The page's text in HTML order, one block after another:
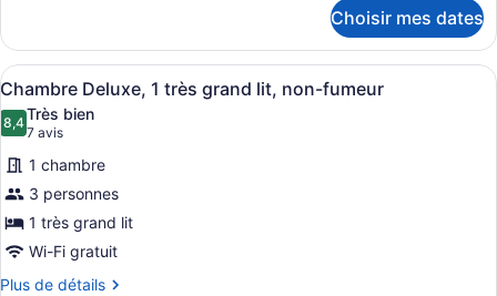
très
grand
lit
et
1
canapé-
lit,
non-
fumeur,
Suite
exécutive,
1
grand
et
canapé-
lit,
non-
fumeur,
cuisine
Choisir mes dates
Afficher
toutes
les
photos
pour
ce
type
de
chambre :
Une salle de bain avec un mur
2
Chambre Deluxe, 1 très grand lit, non-fumeur
8,48,4 sur 10
Très bien
7 avis
(7 avis)
1 chambre
3 personnes
1 très grand lit
Wi-Fi gratuit
Plus de détails
Plus